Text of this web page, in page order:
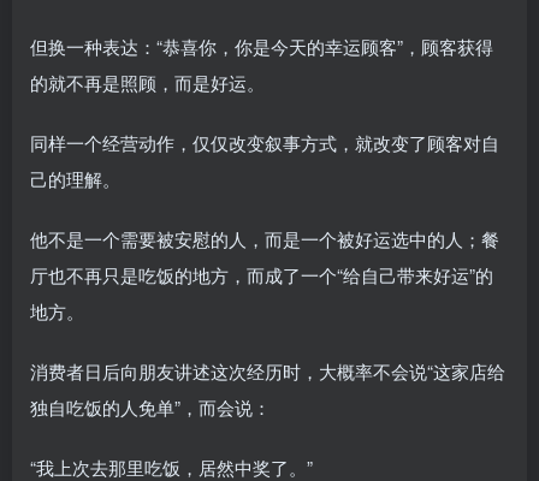
但换一种表达：“恭喜你，你是今天的幸运顾客”，顾客获得
的就不再是照顾，而是好运。
同样一个经营动作，仅仅改变叙事方式，就改变了顾客对自
己的理解。
他不是一个需要被安慰的人，而是一个被好运选中的人；餐
厅也不再只是吃饭的地方，而成了一个“给自己带来好运”的
地方。
消费者日后向朋友讲述这次经历时，大概率不会说“这家店给
独自吃饭的人免单”，而会说：
“我上次去那里吃饭，居然中奖了。”